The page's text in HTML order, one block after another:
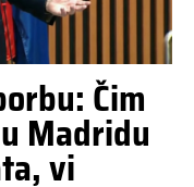
Čim
Madridu
vi